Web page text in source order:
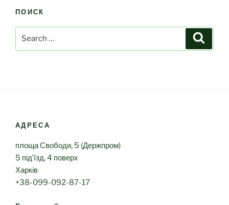
ПОИСК
АДРЕСА
площа Свободи, 5 (Держпром)
5 під’їзд, 4 поверх
Харків
+38-099-092-87-17